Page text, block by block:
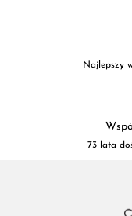
Najlepszy
73 lata